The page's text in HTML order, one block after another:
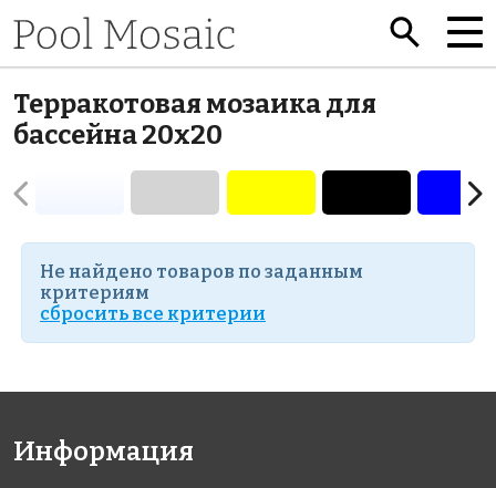
Терракотовая мозаика для
бассейна 20x20
Не найдено товаров по заданным
критериям
cбросить все критерии
Информация